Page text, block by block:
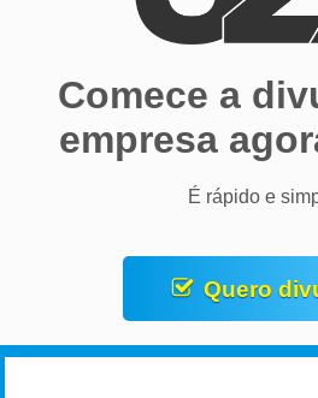
Comece a
empresa
É rápido e
Quero